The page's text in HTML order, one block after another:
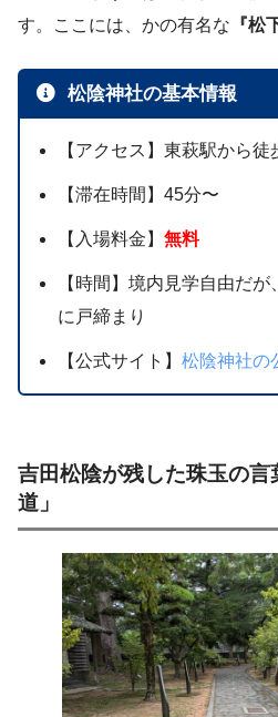
す。ここには、かの有名な 『松
松陰神社の基本情報
【アクセス】東萩駅から
【滞在時間】45分〜
【入場料金】無料
【時間】境内見学自由だ
に戸締まり
【公式サイト】松陰神社の
吉田松陰が残した珠玉の
道」